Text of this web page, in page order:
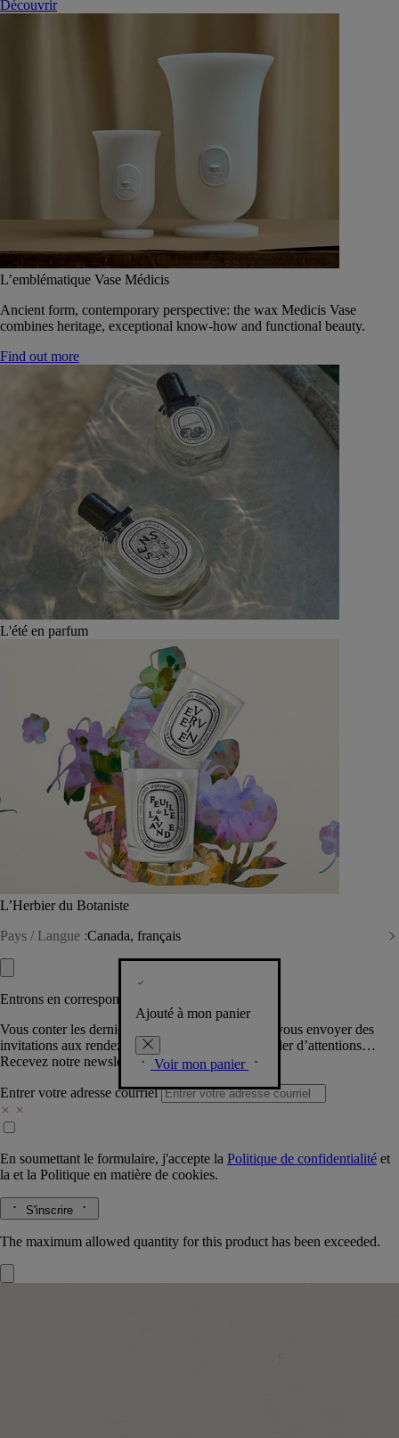
Découvrir
L’emblématique Vase Médicis
Ancient form, contemporary perspective: the wax Medicis Vase
combines heritage, exceptional know-how and functional beauty.
Find out more
L'été en parfum
L’Herbier du Botaniste
Pays / Langue :Canada, français
Ajouté à mon panier
Voir mon panier
Entrons en correspondance​
Vous conter les dernières créations de la Maison, vous envoyer des
invitations aux rendez-vous Diptyque, vous combler d’attentions…
Recevez notre newsletter.
Entrer votre adresse courriel
En soumettant le formulaire, j'accepte la Politique de confidentialité et
la et la Politique en matière de cookies.
S'inscrire
The maximum allowed quantity for this product has been exceeded.